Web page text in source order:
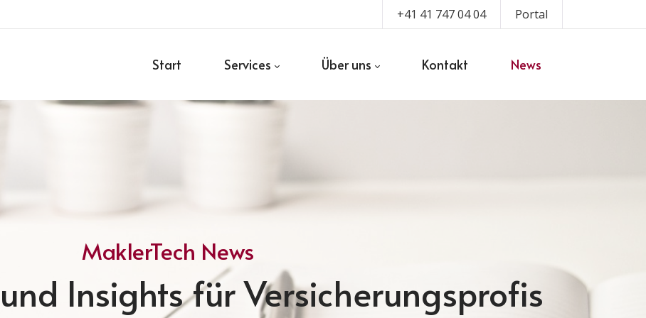
+41 41 747 04 04 Portal
Start Services Über uns Kontakt News
MaklerTech News
Insights für Versicherungsprofis